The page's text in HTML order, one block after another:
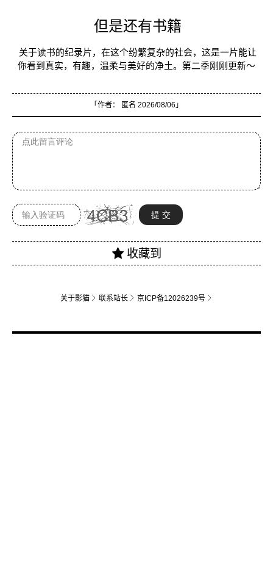
但是还有书籍
关于读书的纪录片，在这个纷繁复杂的社会，这是一片能让
你看到真实，有趣，温柔与美好的净土。第二季刚刚更新～
「作者： 匿名 2026/08/06」
关于影猫 联系站长 京ICP备12026239号